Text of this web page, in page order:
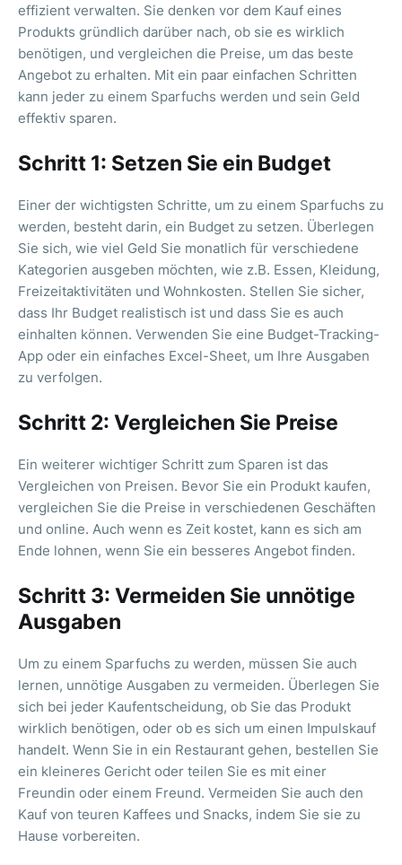
effizient verwalten. Sie denken vor dem Kauf eines
Produkts gründlich darüber nach, ob sie es wirklich
benötigen, und vergleichen die Preise, um das beste
Angebot zu erhalten. Mit ein paar einfachen Schritten
kann jeder zu einem Sparfuchs werden und sein Geld
effektiv sparen.
Schritt 1: Setzen Sie ein Budget
Einer der wichtigsten Schritte, um zu einem Sparfuchs zu
werden, besteht darin, ein Budget zu setzen. Überlegen
Sie sich, wie viel Geld Sie monatlich für verschiedene
Kategorien ausgeben möchten, wie z.B. Essen, Kleidung,
Freizeitaktivitäten und Wohnkosten. Stellen Sie sicher,
dass Ihr Budget realistisch ist und dass Sie es auch
einhalten können. Verwenden Sie eine Budget-Tracking-
App oder ein einfaches Excel-Sheet, um Ihre Ausgaben
zu verfolgen.
Schritt 2: Vergleichen Sie Preise
Ein weiterer wichtiger Schritt zum Sparen ist das
Vergleichen von Preisen. Bevor Sie ein Produkt kaufen,
vergleichen Sie die Preise in verschiedenen Geschäften
und online. Auch wenn es Zeit kostet, kann es sich am
Ende lohnen, wenn Sie ein besseres Angebot finden.
Schritt 3: Vermeiden Sie unnötige
Ausgaben
Um zu einem Sparfuchs zu werden, müssen Sie auch
lernen, unnötige Ausgaben zu vermeiden. Überlegen Sie
sich bei jeder Kaufentscheidung, ob Sie das Produkt
wirklich benötigen, oder ob es sich um einen Impulskauf
handelt. Wenn Sie in ein Restaurant gehen, bestellen Sie
ein kleineres Gericht oder teilen Sie es mit einer
Freundin oder einem Freund. Vermeiden Sie auch den
Kauf von teuren Kaffees und Snacks, indem Sie sie zu
Hause vorbereiten.